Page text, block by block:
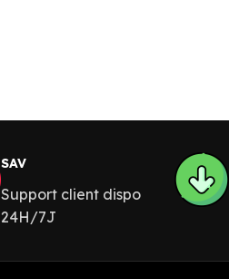
SAV
Support client dispo
24H/7J